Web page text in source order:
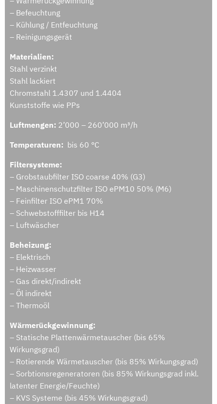
– Befeuchtung
– Kühlung / Entfeuchtung
– Reinigungsgerät
Materialien:
Stahl verzinkt
Stahl lackiert
Chromstahl 1.4307 und 1.4404
Kunststoffe wie PPs
Luftmengen: 2’000 – 260’000 m³/h
Temperaturen: bis 60 °C
Filtersysteme:
– Grobstaubfilter ISO coarse 40% (G3)
– Maschinenschutzfilter ISO ePM10 50% (M6)
– Feinfilter ISO ePM1 70%
– Schwebstofffilter bis H14
– Luftwäscher
Beheizung:
– Elektrisch
– Heizwasser
– Gas direkt/indirekt
– Öl indirekt
– Thermoöl
Wärmerückgewinnung:
– Statische Plattenwärmetauscher (bis 65%
Wirkungsgrad)
– Rotierende Wärmetauscher (bis 85% Wirkungsgrad)
– Sorbtionsregeneratoren (bis 85% Wirkungsgrad inkl.
latenter Energie/Feuchte)
– KVS Systeme (bis 45% Wirkungsgrad)